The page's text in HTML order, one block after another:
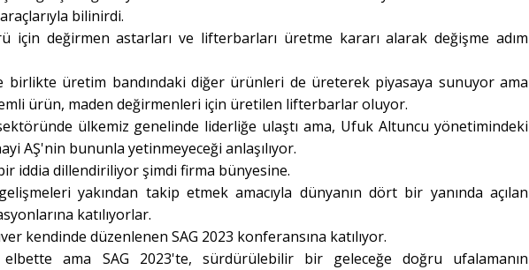
bilinirdi.
için değirmen astarları ve lifterbarları üretme kararı alarak değişme adım
birlikte üretim bandındaki diğer ürünleri de üreterek piyasaya sunuyor ama
ürün, maden değirmenleri için üretilen lifterbarlar oluyor.
ülkemiz genelinde liderliğe ulaştı ama, Ufuk Altuncu yönetimindeki
AŞ'nin bununla yetinmeyeceği anlaşılıyor.
iddia dillendiriliyor şimdi firma bünyesine.
yakından takip etmek amacıyla dünyanın dört bir yanında açılan
katılıyorlar.
kendinde düzenlenen SAG 2023 konferansına katılıyor.
ama SAG 2023'te, sürdürülebilir bir geleceğe doğru ufalamanın